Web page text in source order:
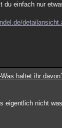
du einfach nur
haltet ihr
eigentlich nicht